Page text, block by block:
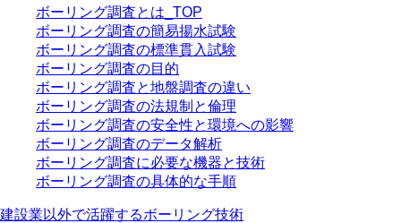
ボーリング調査とは_TOP
ボーリング調査の簡易揚水試験
ボーリング調査の標準貫入試験
ボーリング調査の目的
ボーリング調査と地盤調査の違い
ボーリング調査の法規制と倫理
ボーリング調査の安全性と環境への影響
ボーリング調査のデータ解析
ボーリング調査に必要な機器と技術
ボーリング調査の具体的な手順
建設業以外で活躍するボーリング技術